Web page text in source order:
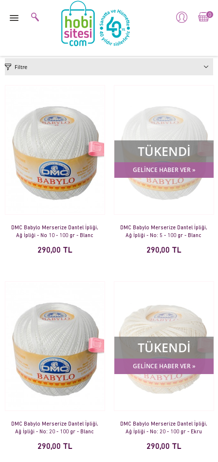
0
Filtre
DMC Babylo Merserize Dantel İpliği,
Ağ İpliği - No 10 - 100 gr - Blanc
290,00 TL
TÜKENDİ
GELİNCE HABER VER »
DMC Babylo Merserize Dantel İpliği,
Ağ İpliği - No: 5 - 100 gr - Blanc
290,00 TL
DMC Babylo Merserize Dantel İpliği,
Ağ İpliği - No: 20 - 100 gr - Blanc
290,00 TL
TÜKENDİ
GELİNCE HABER VER »
DMC Babylo Merserize Dantel İpliği,
Ağ İpliği - No: 20 - 100 gr - Ekru
290,00 TL